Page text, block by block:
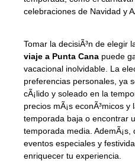
celebraciones de Navidad y
Tomar la decisiÃ³n de elegir
viaje a Punta Cana puede
vacacional inolvidable. La
preferencias personales, ya
cÃ¡lido y soleado en la
precios mÃ¡s econÃ³micos
temporada baja o encontrar
temporada media.
eventos especiales y
enriquecer tu experiencia.